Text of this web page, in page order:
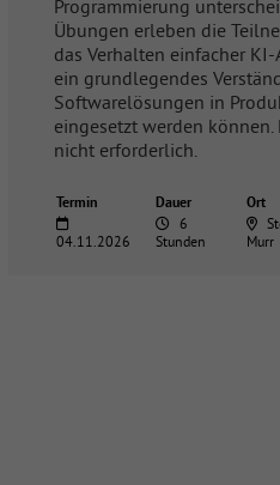
Programmierung
Übungen erleben die
das Verhalten einfacher
ein grundlegendes
Softwarelösungen in
eingesetzt werden
nicht erforderlich.
Termin Dauer Ort
04.11.2026
6
Stunden
Murr